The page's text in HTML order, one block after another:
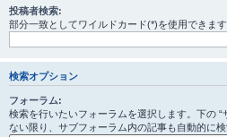
投稿者検索:
部分一致としてワイルドカード(*)を使用できます
検索オプション
フォーラム:
検索を行いたいフォーラムを選択します。下の “
ない限り、サブフォーラム内の記事も自動的に検